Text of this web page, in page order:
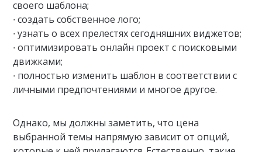
своего шаблона;
∙ создать собственное лого;
∙ узнать о всех прелестях сегодняшних виджетов;
∙ оптимизировать онлайн проект с поисковыми
движками;
∙ полностью изменить шаблон в соответствии с
личными предпочтениями и многое другое.
Однако, мы должны заметить, что цена
выбранной темы напрямую зависит от опций,